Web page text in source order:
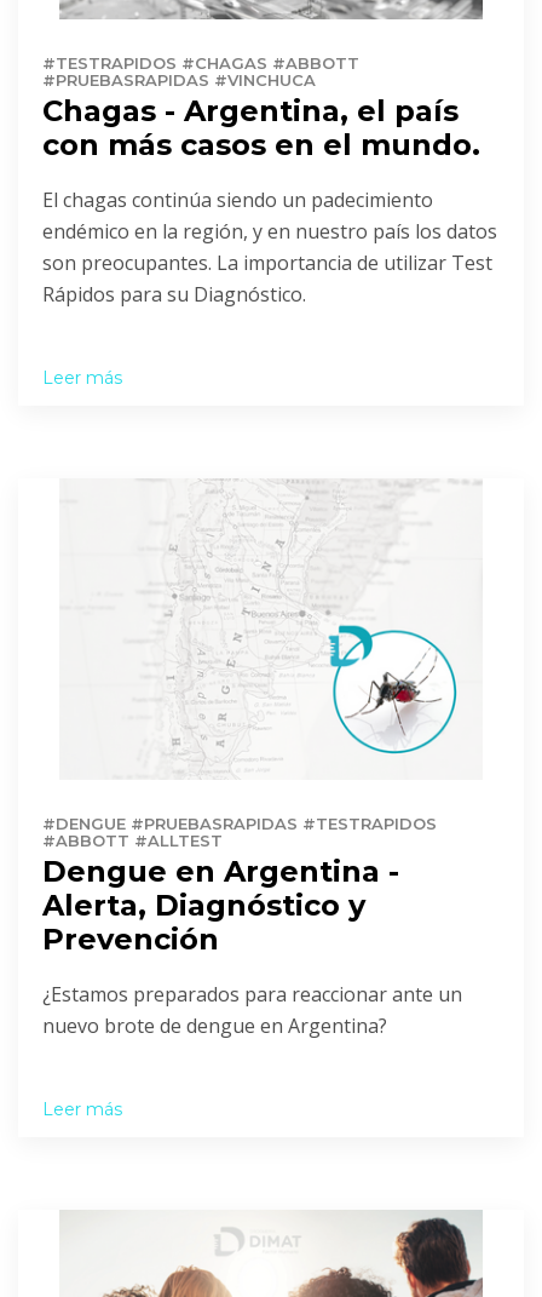
#TESTRAPIDOS #CHAGAS #ABBOTT
#PRUEBASRAPIDAS #VINCHUCA
Chagas - Argentina, el país
con más casos en el mundo.
El chagas continúa siendo un padecimiento
endémico en la región, y en nuestro país los datos
son preocupantes. La importancia de utilizar Test
Rápidos para su Diagnóstico.
Leer más
#DENGUE #PRUEBASRAPIDAS #TESTRAPIDOS
#ABBOTT #ALLTEST
Dengue en Argentina -
Alerta, Diagnóstico y
Prevención
¿Estamos preparados para reaccionar ante un
nuevo brote de dengue en Argentina?
Leer más